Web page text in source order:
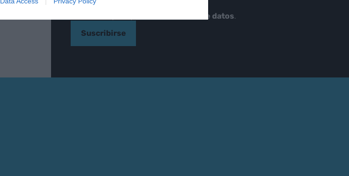
Catalán
tratamiento de datos.
Suscribirse